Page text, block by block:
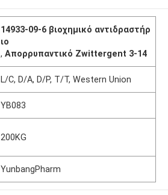
14933-09-6 βιοχημικό αντιδραστήρ
ιο
,Απορρυπαντικό Zwittergent 3-14
L/C, D/A, D/P, T/T, Western Union
YB083
200KG
YunbangPharm